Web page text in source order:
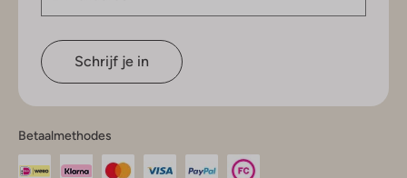
Schrijf je in
Betaalmethodes